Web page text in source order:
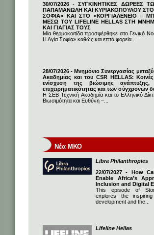
30/07/2026 - ΣΥΓΚΙΝΗΤΙΚΕΣ ΔΩΡΕΕΣ
ΠΑΠΑΜΑΝΩΛΗ ΚΑΙ ΚΥΡΙΑΚΟΠΟΥΛΟΥ ΣΤΟ
ΣΟΦΙΑ» ΚΑΙ ΣΤΟ «ΚΟΡΓΙΑΛΕΝΕΙΟ –
ΜΕΣΩ ΤΟΥ LIFELINE HELLAS ΣΤΗ
ΚΑΙ ΓΙΑΓΙΑΣ ΤΟΥΣ
Μία θερμοκοιτίδα προσφέρθηκε στο Γενικό
Η Αγία Σοφία» καθώς και επτά φορεία...
28/07/2026 - Μνημόνιο Συνεργασίας
Ακαδημίας και του CSR HELLAS:
ενίσχυση της βιώσιμης ανάπτυξης,
επιχειρηματικότητας και των σύγχρονων
Η ΣΕΒ Τεχνική Ακαδημία και το Ελληνικό
Βιωσιμότητα και Ευθύνη –...
Νέα ΜΚΟ
Libra Philanthropies
22/07/2027 - How
Enable Africa’s
Inclusion and Digital
This episode of
explores the
development and the...
Lifeline Hellas